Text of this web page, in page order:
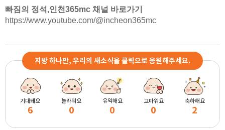
빠짐의 정석,인천365mc 채널 바로가기
https://www.youtube.com/@incheon365mc
지방 하나만, 우리의 새소식을 클릭으로 응원해주세요.
기대돼요
6
놀라워요
0
유익해요
0
고마워요
0
축하해요
2